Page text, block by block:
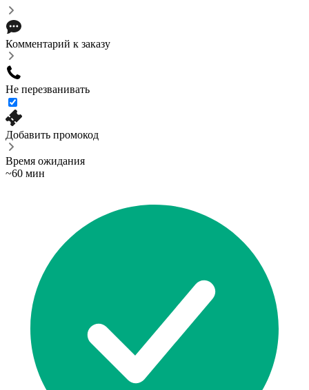
Комментарий к заказу
Не перезванивать
Добавить промокод
Время ожидания
~60 мин